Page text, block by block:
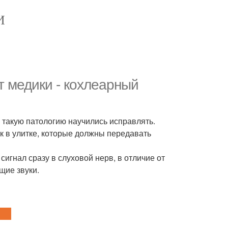
медики - кохлеарный
патологию научились исправлять.
в улитке, которые должны передавать
сразу в слуховой нерв, в отличие от
звуки.